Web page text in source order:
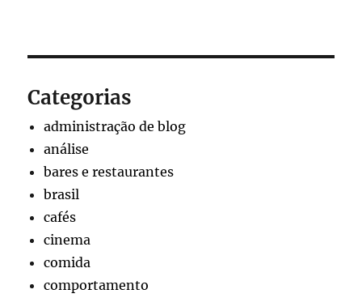
Categorias
administração de blog
análise
bares e restaurantes
brasil
cafés
cinema
comida
comportamento